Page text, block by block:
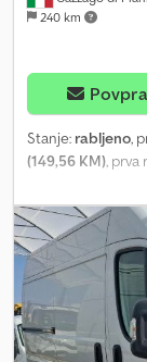
240 km
Stanje: rabljeno,
(149,56 KM), prva
skupna masa: